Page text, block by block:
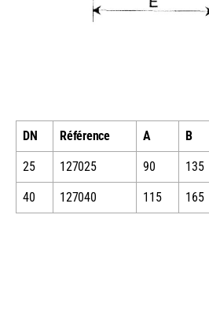
DN Référence A B
25 127025 90 135
40 127040 115 165